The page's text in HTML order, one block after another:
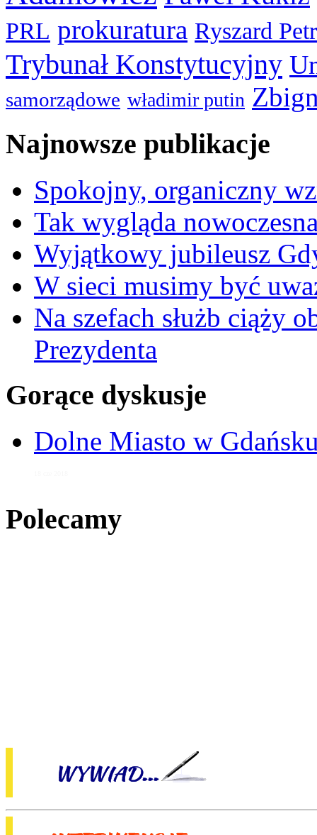
PRL prokuratura Ryszard
Trybunał Konstytucyjny
samorządowe władimir putin
Najnowsze publikacje
Spokojny, organiczny
Tak wygląda
Wyjątkowy jubileusz
W sieci musimy być
Na szefach służb ciąży
Prezydenta
Gorące dyskusje
Dolne Miasto w
Polecamy